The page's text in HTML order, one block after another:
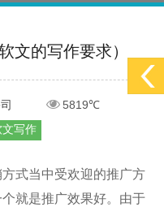
更多 >
文的写作要求）
5819℃
文写作
式当中受欢迎的推广方
就是推广效果好。由于